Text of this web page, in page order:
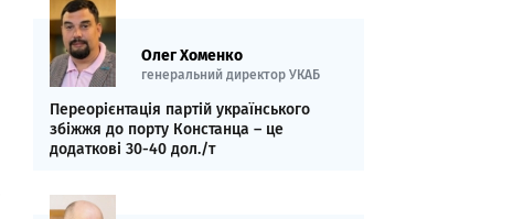
Олег Хоменко
генеральний директор УКАБ
Переорієнтація партій українського
збіжжя до порту Констанца – це
додаткові 30-40 дол./т